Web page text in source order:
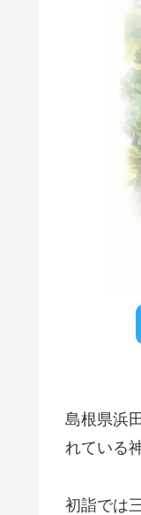
島根県浜
れている
初詣では